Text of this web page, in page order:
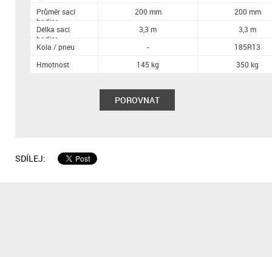
Průměr sací
hadice
Délka sací
hadice
Kola / pneu
Hmotnost
200 mm
200 mm
3,3 m
3,3 m
-
185R13
145 kg
350 kg
POROVNAT
SDÍLEJ: